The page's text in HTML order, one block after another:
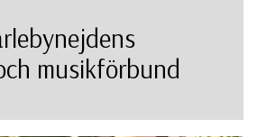
musikförbund